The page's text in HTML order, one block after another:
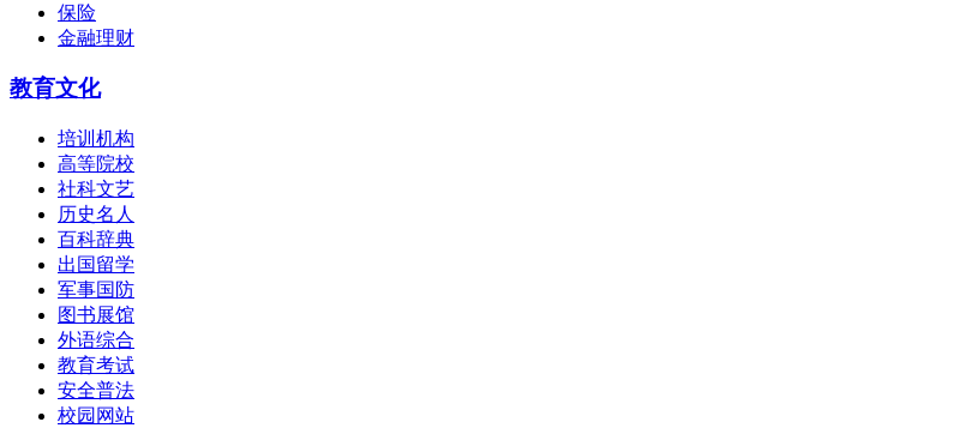
保险
金融理财
教育文化
培训机构
高等院校
社科文艺
历史名人
百科辞典
出国留学
军事国防
图书展馆
外语综合
教育考试
安全普法
校园网站